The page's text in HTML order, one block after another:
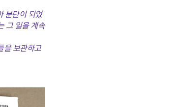
분단이 되었
그 일을 계속
을 보관하고